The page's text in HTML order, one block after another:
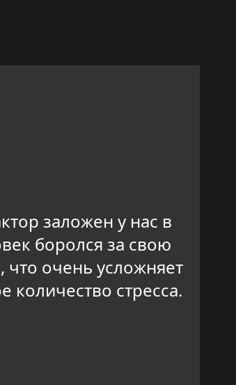
заложен у нас в
боролся за свою
что очень усложняет
количество стресса.